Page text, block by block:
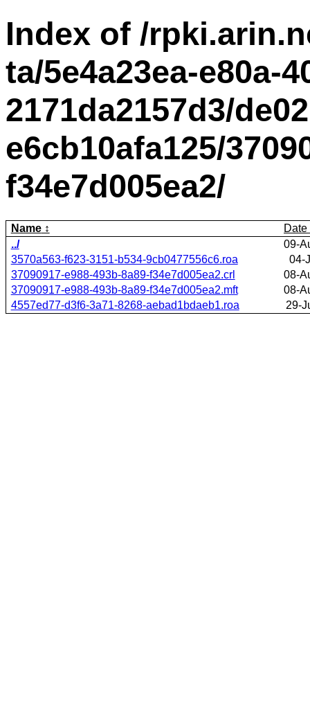
Index of /
ta/5e4a23ea-e80a-
2171da2157d3/
e6cb10afa125/
f34e7d005ea2/
Name
Date
../
09-
3570a563-f623-3151-b534-9cb0477556c6.roa
04-
37090917-e988-493b-8a89-f34e7d005ea2.crl
08-
37090917-e988-493b-8a89-f34e7d005ea2.mft
08-
4557ed77-d3f6-3a71-8268-aebad1bdaeb1.roa
29-